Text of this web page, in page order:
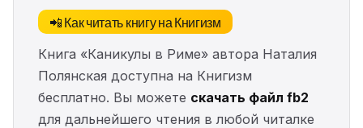
📲 Как читать книгу на Книгизм
Книга «Каникулы в Риме» автора Наталия
Полянская доступна на Книгизм
бесплатно. Вы можете скачать файл fb2
для дальнейшего чтения в любой читалке